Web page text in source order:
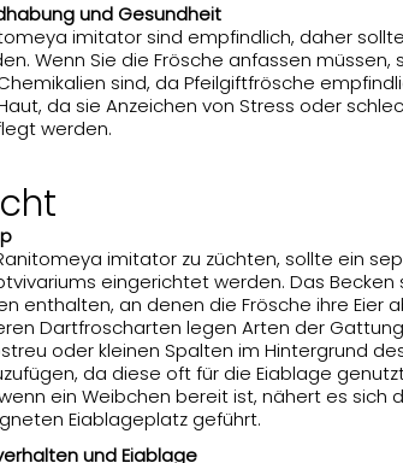
und Gesundheit
imitator sind empfindlich, daher
Wenn Sie die Frösche anfassen
sind, da Pfeilgiftfrösche
da sie Anzeichen von Stress oder
werden.
imitator zu züchten, sollte ein
eingerichtet werden. Das
enthalten, an denen die Frösche ihre Eier
Dartfroscharten legen Arten der
oder kleinen Spalten im Hintergrund
da diese oft für die Eiablage
ein Weibchen bereit ist, nähert es sich
Eiablageplatz geführt.
und Eiablage